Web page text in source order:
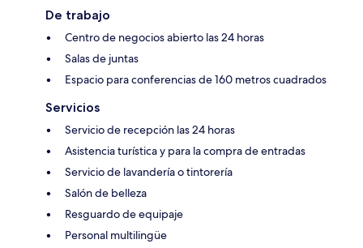
De trabajo
Centro de negocios abierto las 24 horas
Salas de juntas
Espacio para conferencias de 160 metros cuadrados
Servicios
Servicio de recepción las 24 horas
Asistencia turística y para la compra de entradas
Servicio de lavandería o tintorería
Salón de belleza
Resguardo de equipaje
Personal multilingüe